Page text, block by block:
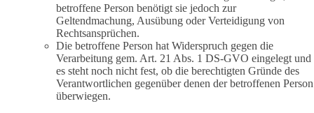
betroffene Person benötigt sie jedoch zur
Geltendmachung, Ausübung oder Verteidigung von
Rechtsansprüchen.
Die betroffene Person hat Widerspruch gegen die
Verarbeitung gem. Art. 21 Abs. 1 DS-GVO eingelegt und
es steht noch nicht fest, ob die berechtigten Gründe des
Verantwortlichen gegenüber denen der betroffenen Person
überwiegen.